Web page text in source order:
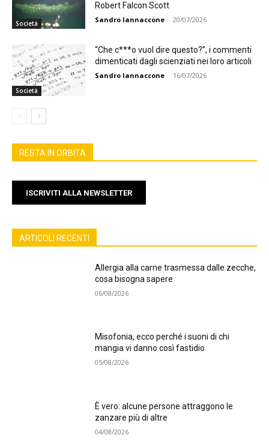
Società
Robert Falcon Scott
Sandro Iannaccone - 20/07/2026
Società
“Che c***o vuol dire questo?”, i commenti
dimenticati dagli scienziati nei loro articoli
Sandro Iannaccone - 16/07/2026
RESTA IN ORBITA
ISCRIVITI ALLA NEWSLETTER
ARTICOLI RECENTI
Allergia alla carne trasmessa dalle zecche,
cosa bisogna sapere
06/08/2026
Misofonia, ecco perché i suoni di chi
mangia vi danno così fastidio
05/08/2026
È vero: alcune persone attraggono le
zanzare più di altre
04/08/2026